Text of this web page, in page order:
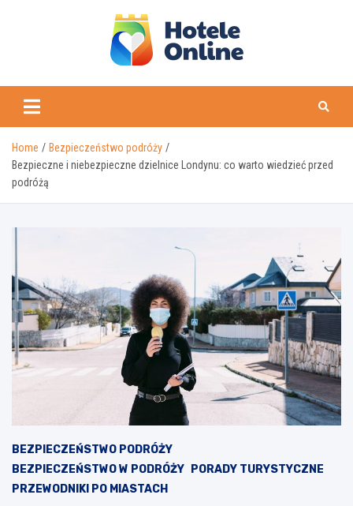
Home
Bezpieczeństwo podróży
Bezpieczne i niebezpieczne dzielnice Londynu: co warto wiedzieć przed
podróżą
BEZPIECZEŃSTWO PODRÓŻY
BEZPIECZEŃSTWO W PODRÓŻY
PORADY TURYSTYCZNE
PRZEWODNIKI PO MIASTACH